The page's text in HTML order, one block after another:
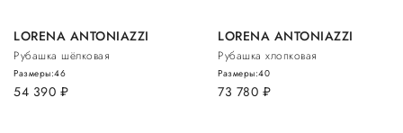
LORENA ANTONIAZZI
Рубашка шёлковая
54 390 руб.
Размеры:46
LORENA ANTONIAZZI
Рубашка хлопковая
73 780 руб.
Размеры:40